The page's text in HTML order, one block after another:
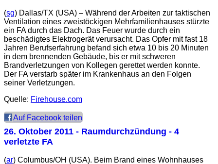
(sg) Dallas/TX (USA) – Während der Arbeiten zur taktischen
Ventilation eines zweistöckigen Mehrfamilienhauses stürzte
ein FA durch das Dach. Das Feuer wurde durch ein
beschädigtes Elektrogerät verursacht. Das Opfer mit fast 18
Jahren Berufserfahrung befand sich etwa 10 bis 20 Minuten
in dem brennenden Gebäude, bis er mit schweren
Brandverletzungen von Kollegen gerettet werden konnte.
Der FA verstarb später im Krankenhaus an den Folgen
seiner Verletzungen.
Quelle: Firehouse.com
Auf Facebook teilen
26. Oktober 2011 - Raumdurchzündung - 4
verletzte FA
(ar) Columbus/OH (USA). Beim Brand eines Wohnhauses